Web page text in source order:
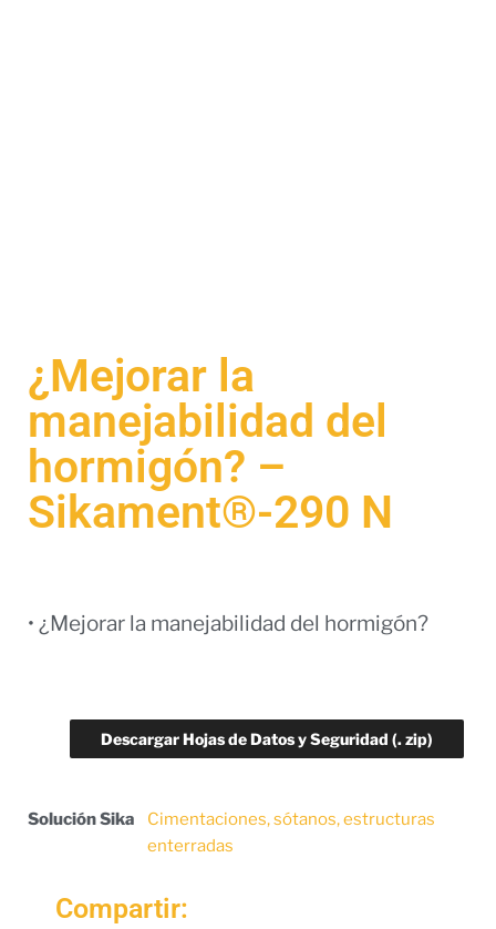
¿Mejorar la
manejabilidad del
hormigón? –
Sikament®-290 N
• ¿Mejorar la manejabilidad del hormigón?
Descargar Hojas de Datos y Seguridad (. zip)
Solución Sika
Cimentaciones, sótanos, estructuras
enterradas
Compartir: